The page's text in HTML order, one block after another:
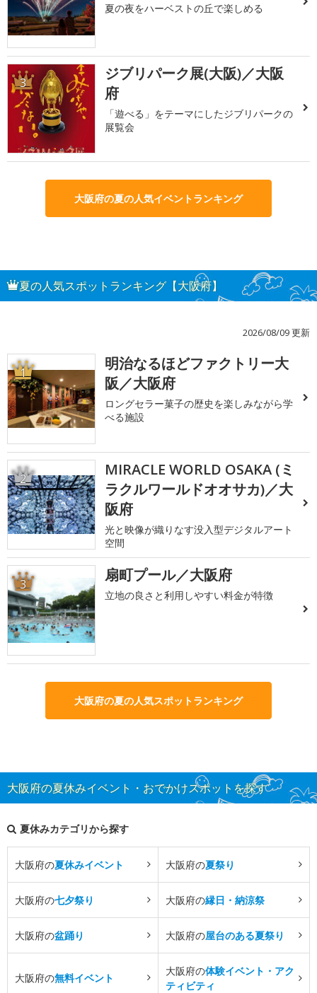
夏の夜をハーベストの丘で楽しめる
3
ジブリパーク展(大阪)／大阪
府
「遊べる」をテーマにしたジブリパークの
展覧会
大阪府の夏の人気イベントランキング
夏の人気スポットランキング【大阪府】
2026/08/09 更新
1
明治なるほどファクトリー大
阪／大阪府
ロングセラー菓子の歴史を楽しみながら学
べる施設
2
MIRACLE WORLD OSAKA (ミ
ラクルワールドオオサカ)／大
阪府
光と映像が織りなす没入型デジタルアート
空間
3 扇町プール／大阪府
立地の良さと利用しやすい料金が特徴
大阪府の夏の人気スポットランキング
大阪府の夏休みイベント・おでかけスポットを探す
夏休みカテゴリから探す
大阪府の夏休みイベント 大阪府の夏祭り
大阪府の七夕祭り 大阪府の縁日・納涼祭
大阪府の盆踊り 大阪府の屋台のある夏祭り
大阪府の無料イベント
大阪府の体験イベント・アク
ティビティ